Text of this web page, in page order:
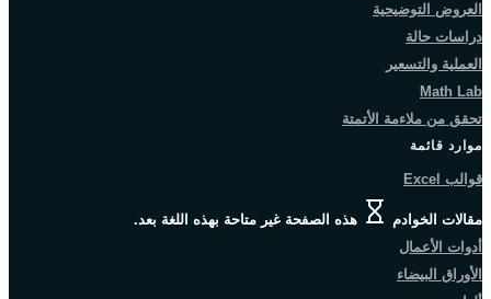
العروض التوضيحية
دراسات حالة
العملية والتسعير
Math Lab
تحقق من ملاءمة الأتمتة
موارد قائمة
قوالب Excel
مقالات الخوادم
هذه الصفحة غير متاحة بهذه اللغة بعد.
أدوات الأعمال
الأوراق البيضاء